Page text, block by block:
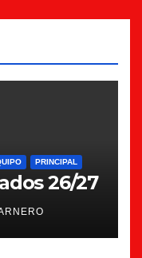
PRINCIPAL
26/27